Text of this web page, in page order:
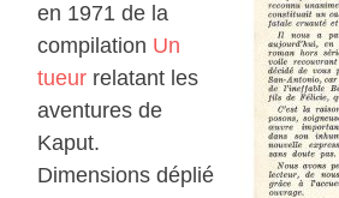
en 1971 de la
compilation Un
tueur relatant les
aventures de
Kaput.
Dimensions déplié